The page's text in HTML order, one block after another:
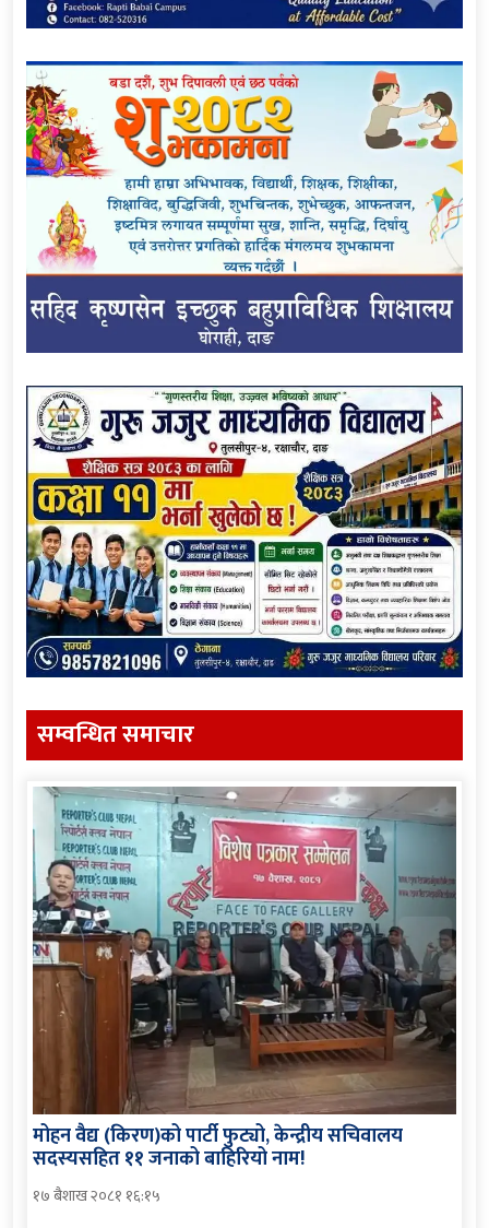
सम्वन्धित समाचार
मोहन वैद्य (किरण)को पार्टी फुट्यो, केन्द्रीय सचिवालय
सदस्यसहित ११ जनाको बाहिरियो नाम!
१७ बैशाख २०८१ १६:१५